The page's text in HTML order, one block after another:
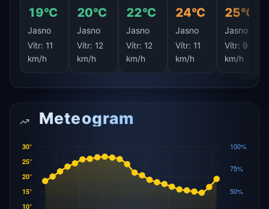
19°C
Jasno
Vítr: 11
km/h
20°C
Jasno
Vítr: 12
km/h
22°C
Jasno
Vítr: 12
km/h
24°C
Jasno
Vítr: 11
km/h
25°C
Jasno
Vítr: 9
km/h
Meteogram